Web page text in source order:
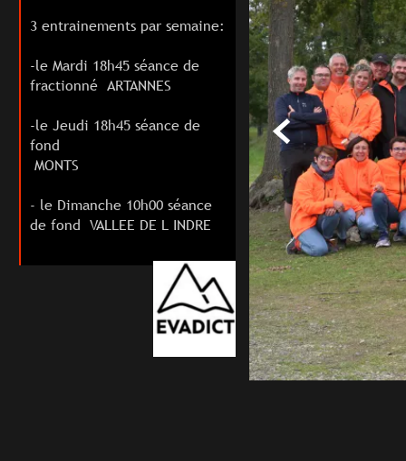

3 entrainements par semaine:
-le Mardi 18h45 séance de
fractionné ARTANNES
-le Jeudi 18h45 séance de
fond
MONTS
- le Dimanche 10h00 séance
de fond VALLEE DE L INDRE